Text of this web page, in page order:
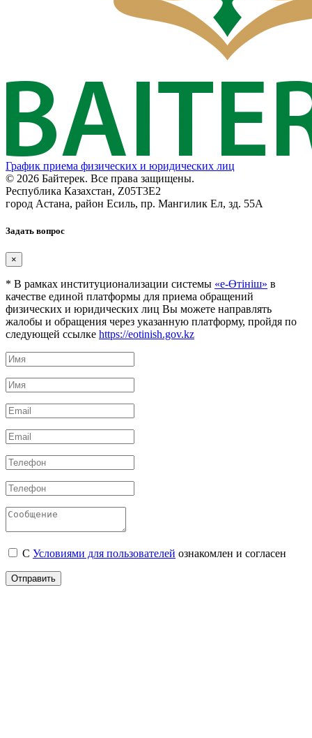
График приема физических и юридических лиц
© 2026 Байтерек. Все права защищены.
Республика Казахстан, Z05T3E2
город Астана, район Есиль, пр. Мангилик Ел, зд. 55А
Задать вопрос
×
* В рамках институционализации системы «е-Өтініш» в
качестве единой платформы для приема обращений
физических и юридических лиц Вы можете направлять
жалобы и обращения через указанную платформу, пройдя по
следующей ссылке https://eotinish.gov.kz
С Условиями для пользователей ознакомлен и согласен
Отправить